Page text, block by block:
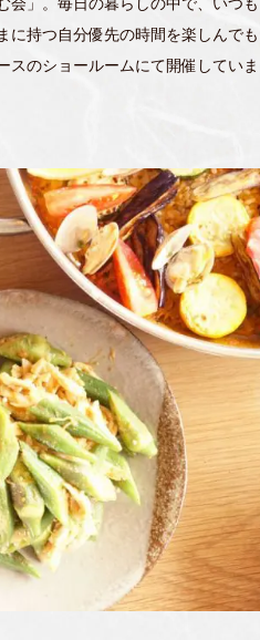
会」。毎日の暮らしの中で、いつも
に持つ自分優先の時間を楽しんでも
スのショールームにて開催していま